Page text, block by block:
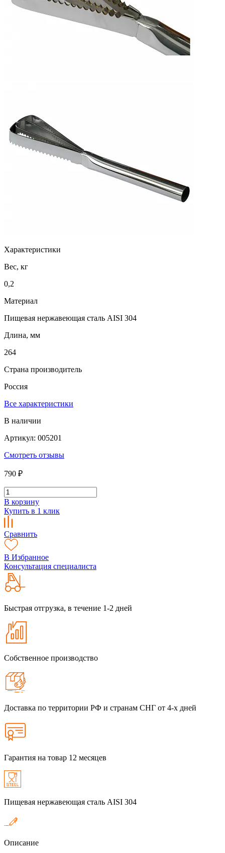
Характеристики
Вес, кг
0,2
Материал
Пищевая нержавеющая сталь AISI 304
Длина, мм
264
Страна производитель
Россия
Все характеристики
В наличии
Артикул: 005201
Смотреть отзывы
790 ₽
В корзину
Купить в 1 клик
Сравнить
В Избранное
Консультация специалиста
Быстрая отгрузка, в течение 1-2 дней
Собственное производство
Доставка по территории РФ и странам СНГ от 4-х дней
Гарантия на товар 12 месяцев
Пищевая нержавеющая сталь AISI 304
Описание